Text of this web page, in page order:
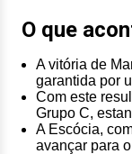
O que
A vitória de
garantida por
Com este
Grupo C,
A Escócia,
avançar para